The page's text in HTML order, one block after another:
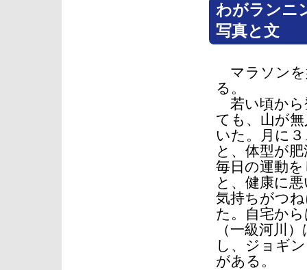
わがランニ
写真と文
マラソンを
る。
若い頃から
ても、山が
いた。月に
と、体型が
毎日の運動
と、健康に
気持ちがつ
た。自宅か
（一級河川
し、ジョギ
がある。